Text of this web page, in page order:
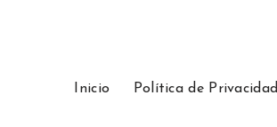
Inicio Política de Privacidad